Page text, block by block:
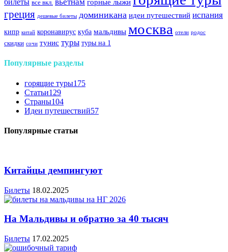
билеты все вкл. горные лыжи
греция дешевые билеты доминикана идеи путешествий испания
кипр китай коронавирус куба мальдивы москва отели родос
скидки сочи тунис туры туры на 1
Популярные разделы
горящие туры175
Статьи129
Страны104
Идеи путешествий57
Популярные статьи
Китайцы демпингуют
Билеты 18.02.2025
На Мальдивы и обратно за 40 тысяч
Билеты 17.02.2025